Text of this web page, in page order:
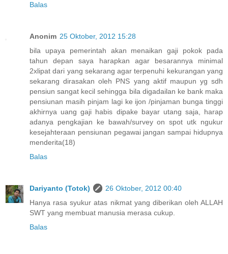
Balas
Anonim 25 Oktober, 2012 15:28
bila upaya pemerintah akan menaikan gaji pokok pada
tahun depan saya harapkan agar besarannya minimal
2xlipat dari yang sekarang agar terpenuhi kekurangan yang
sekarang dirasakan oleh PNS yang aktif maupun yg sdh
pensiun sangat kecil sehingga bila digadailan ke bank maka
pensiunan masih pinjam lagi ke ijon /pinjaman bunga tinggi
akhirnya uang gaji habis dipake bayar utang saja, harap
adanya pengkajian ke bawah/survey on spot utk ngukur
kesejahteraan pensiunan pegawai jangan sampai hidupnya
menderita(18)
Balas
Dariyanto (Totok)
26 Oktober, 2012 00:40
Hanya rasa syukur atas nikmat yang diberikan oleh ALLAH
SWT yang membuat manusia merasa cukup.
Balas